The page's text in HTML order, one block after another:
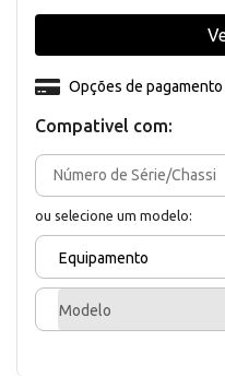
Compativel com:
ou selecione um modelo:
Equipamento
Modelo
Opções de pagamento